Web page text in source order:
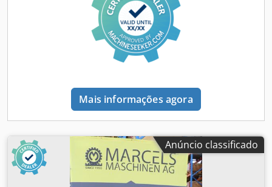
Mais informações agora
Anúncio classificado